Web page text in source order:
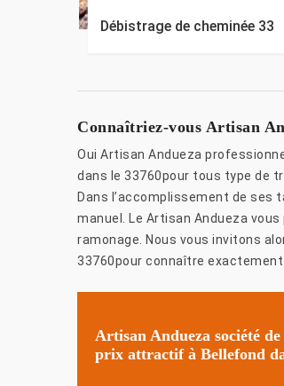
Débistrage de cheminée 33
Connaîtriez-vous Artisan
Oui Artisan Andueza
dans le 33760pour tous type de
Dans l’accomplissement de
manuel. Le Artisan Andueza
ramonage. Nous vous invitons
33760pour connaître
Artisan Andueza société
prix attractif à Bellefond